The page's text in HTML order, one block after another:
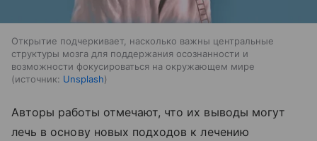
Открытие подчеркивает, насколько важны центральные
структуры мозга для поддержания осознанности и
возможности фокусироваться на окружающем мире
источник: Unsplash
Авторы работы отмечают, что их выводы могут
лечь в основу новых подходов к лечению